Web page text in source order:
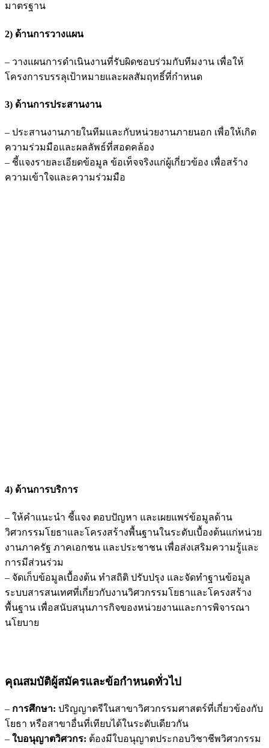
มาตรฐาน
2) ด้านการวางแผน
– วางแผนการดำเนินงานที่รับผิดชอบร่วมกับทีมงาน เพื่อให้
โครงการบรรลุเป้าหมายและผลสัมฤทธิ์ที่กำหนด
3) ด้านการประสานงาน
– ประสานงานภายในทีมและกับหน่วยงานภายนอก เพื่อให้เกิด
ความร่วมมือและผลลัพธ์ที่สอดคล้อง
– ชี้แจงรายละเอียดข้อมูล ข้อเท็จจริงแก่ผู้เกี่ยวข้อง เพื่อสร้าง
ความเข้าใจและความร่วมมือ
4) ด้านการบริการ
– ให้คำแนะนำ ชี้แจง ตอบปัญหา และเผยแพร่ข้อมูลด้าน
วิศวกรรมโยธาและโครงสร้างพื้นฐานในระดับเบื้องต้นแก่หน่วย
งานภาครัฐ ภาคเอกชน และประชาชน เพื่อส่งเสริมความรู้และ
การมีส่วนร่วม
– จัดเก็บข้อมูลเบื้องต้น ทำสถิติ ปรับปรุง และจัดทำฐานข้อมูล
ระบบสารสนเทศที่เกี่ยวกับงานวิศวกรรมโยธาและโครงสร้าง
พื้นฐาน เพื่อสนับสนุนภารกิจของหน่วยงานและการพิจารณา
นโยบาย
คุณสมบัติผู้สมัครและข้อกำหนดทั่วไป
– การศึกษา: ปริญญาตรีในสาขาวิศวกรรมศาสตร์ที่เกี่ยวข้องกับ
โยธา หรือสาขาอื่นที่เทียบได้ในระดับเดียวกัน
– ใบอนุญาตวิศวกร: ต้องมีใบอนุญาตประกอบวิชาชีพวิศวกรรม